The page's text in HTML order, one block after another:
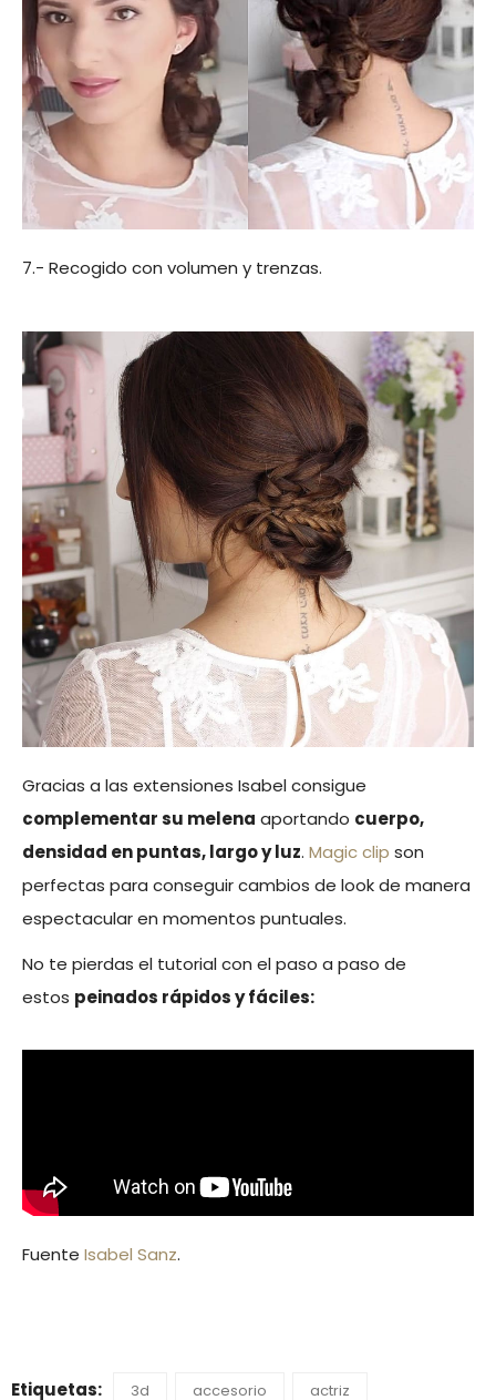
7.- Recogido con volumen y trenzas.
Gracias a las extensiones Isabel consigue
complementar su melena aportando cuerpo,
densidad en puntas, largo y luz. Magic clip son
perfectas para conseguir cambios de look de manera
espectacular en momentos puntuales.
No te pierdas el tutorial con el paso a paso de
estos peinados rápidos y fáciles:
Fuente Isabel Sanz.
Etiquetas: 3d accesorio actriz